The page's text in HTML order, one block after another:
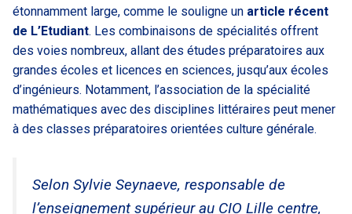
étonnamment large, comme le souligne un article récent
de L’Etudiant. Les combinaisons de spécialités offrent
des voies nombreux, allant des études préparatoires aux
grandes écoles et licences en sciences, jusqu’aux écoles
d’ingénieurs. Notamment, l’association de la spécialité
mathématiques avec des disciplines littéraires peut mener
à des classes préparatoires orientées culture générale.
Selon Sylvie Seynaeve, responsable de
l’enseignement supérieur au CIO Lille centre,